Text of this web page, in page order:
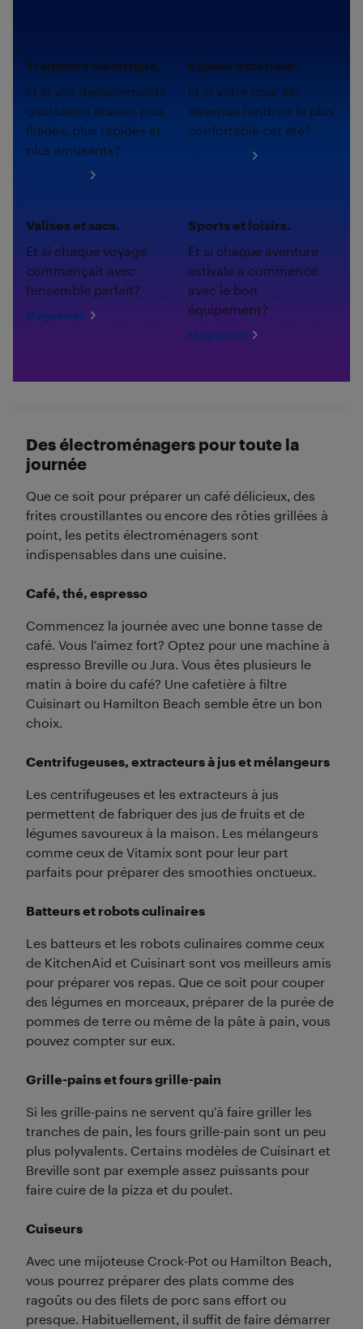
Transport électrique.
Et si vos déplacements
quotidiens étaient plus
fluides, plus rapides et
plus amusants?
Espace extérieur.
Et si votre cour est
devenue l'endroit le plus
confortable cet été?
Valises et sacs.
Et si chaque voyage
commençait avec
l'ensemble parfait?
Magasinez
Sports et loisirs.
Et si chaque aventure
estivale a commencé
avec le bon
équipement?
Magasinez
Des électroménagers pour toute la
journée
Que ce soit pour préparer un café délicieux, des
frites croustillantes ou encore des rôties grillées à
point, les petits électroménagers sont
indispensables dans une cuisine.
Café, thé, espresso
Commencez la journée avec une bonne tasse de
café. Vous l’aimez fort? Optez pour une machine à
espresso Breville ou Jura. Vous êtes plusieurs le
matin à boire du café? Une cafetière à filtre
Cuisinart ou Hamilton Beach semble être un bon
choix.
Centrifugeuses, extracteurs à jus et mélangeurs
Les centrifugeuses et les extracteurs à jus
permettent de fabriquer des jus de fruits et de
légumes savoureux à la maison. Les mélangeurs
comme ceux de Vitamix sont pour leur part
parfaits pour préparer des smoothies onctueux.
Batteurs et robots culinaires
Les batteurs et les robots culinaires comme ceux
de KitchenAid et Cuisinart sont vos meilleurs amis
pour préparer vos repas. Que ce soit pour couper
des légumes en morceaux, préparer de la purée de
pommes de terre ou même de la pâte à pain, vous
pouvez compter sur eux.
Grille-pains et fours grille-pain
Si les grille-pains ne servent qu’à faire griller les
tranches de pain, les fours grille-pain sont un peu
plus polyvalents. Certains modèles de Cuisinart et
Breville sont par exemple assez puissants pour
faire cuire de la pizza et du poulet.
Cuiseurs
Avec une mijoteuse Crock-Pot ou Hamilton Beach,
vous pourrez préparer des plats comme des
ragoûts ou des filets de porc sans effort ou
presque. Habituellement, il suffit de faire démarrer